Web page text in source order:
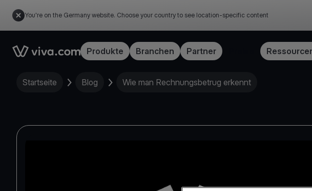
You're on the Germany website. Choose your country to see location-specific content
Link to the homepageProdukte Branchen Partner
Startseite Blog Wie man Rechnungsbetrug erkennt